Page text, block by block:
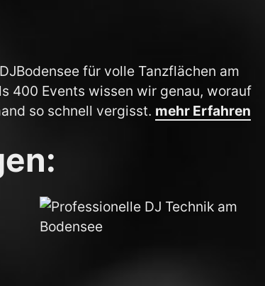
für volle Tanzflächen am
400 Events wissen wir genau, worauf
so schnell vergisst. mehr Erfahren